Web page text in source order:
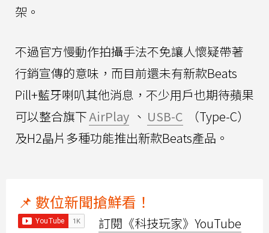
架。
不過官方慢動作拍攝手法不免讓人懷疑帶著
行銷宣傳的意味，而目前還未有新款Beats
Pill+藍牙喇叭其他消息，不少用戶也期待蘋果
可以整合旗下AirPlay 、 USB-C
（Type-C）
及H2晶片多種功能推出新款Beats產品。
📌 數位新聞搶鮮看！
訂閱《科技玩家》YouTube